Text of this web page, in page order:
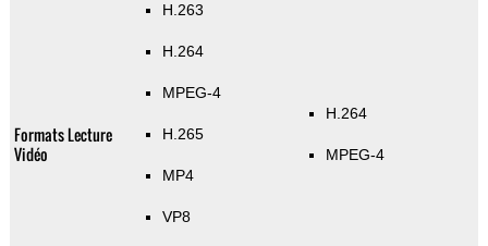
Formats Lecture
Vidéo
H.263
H.264
MPEG-4
H.265
MP4
VP8
H.264
MPEG-4